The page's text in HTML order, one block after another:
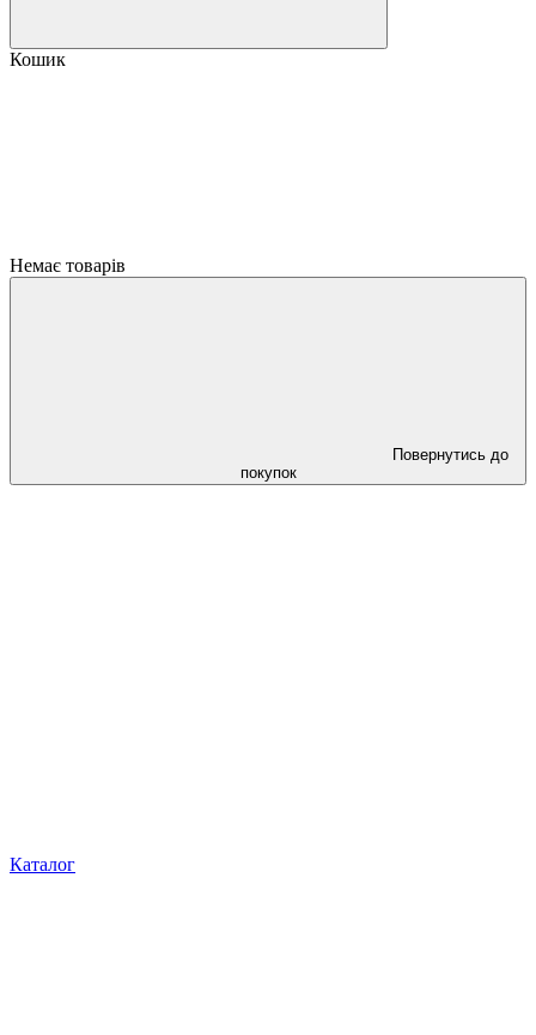
Кошик
Немає товарів
Повернутись до
покупок
Каталог